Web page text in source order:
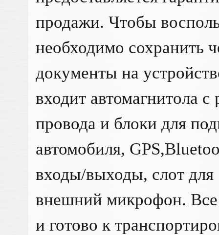
продажи. Чтобы
необходимо сохранить
документы на
входит автомагнитола
провода и блоки для
автомобиля,
входы/выходы, слот
внешний микрофон. Все
и готово к